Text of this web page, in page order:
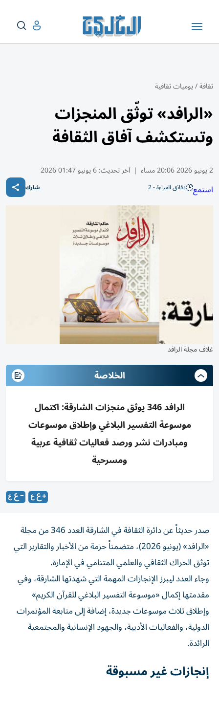
ثقافة/يوميات ثقافية
«الرافد» توثّق المنجزات
وتستكشف آفاق الثقافة
2 يونيو 2026 20:06 مساء | آخر تحديث:6 يونيو 01:47 2026
استمع دقائق القراءة - 2 شارك
غلاف مجلة الرافد
الخلاصة
الرافد 346 يوثق منجزات الشارقة: اكتمال
موسوعة التفسير البلاغي وإطلاق موسوعات
ومبادرات نشر ورصد فعاليات ثقافية عربية
ومسرحية
صدر حديثاً عن دائرة الثقافة في الشارقة العدد 346 من مجلة
«الرافد» (يونيو 2026)، متضمناً حزمة من الأخبار والتقارير التي
توثق الحراك الثقافي والعلمي المتنامي في الإمارة.
وجاء العدد ليبرز الإنجازات المهمة التي شهدتها الشارقة، وفي
مقدمتها إكمال «موسوعة التفسير البلاغي للقرآن الكريم»
وإطلاق ثلاث موسوعات جديدة، إضافة إلى متابعة المؤتمرات
الدولية، والفعاليات الأدبية، والجهود الإنسانية والمجتمعية
الرائدة.
إنجازات غير مسبوقة